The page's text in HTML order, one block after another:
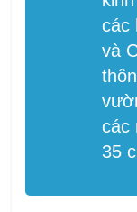
các
và
các
35